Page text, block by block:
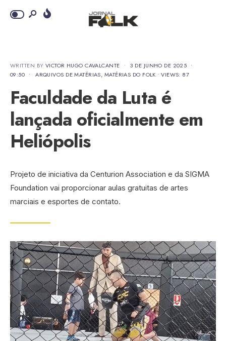
WRITTEN BY VICTOR HUGO CAVALCANTE • 3 DE JUNHO DE 2025 •
09:50 • ARQUIVOS DE MATÉRIAS, MATÉRIAS DO FOLK •VIEWS: 87
Faculdade da Luta é
lançada oficialmente em
Heliópolis
Projeto de iniciativa da Centurion Association e da SIGMA
Foundation vai proporcionar aulas gratuitas de artes
marciais e esportes de contato.